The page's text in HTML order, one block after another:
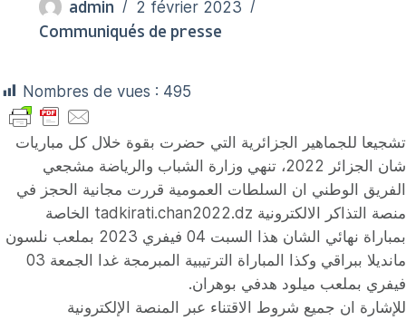
admin 2 février 2023
Communiqués de presse
Nombres de vues : 495
تشجيعا للجماهير الجزائرية التي حضرت بقوة خلال كل مباريات
شان الجزائر 2022، تنهي وزارة الشباب والرياضة مشجعي
الفريق الوطني ان السلطات العمومية قررت مجانية الحجز في
منصة التذاكر الالكترونية tadkirati.chan2022.dz الخاصة
بمباراة نهائي الشان هذا السبت 04 فيفري 2023 بملعب نلسون
مانديلا ببراقي وكذا المباراة الترتيبية المبرمجة غدا الجمعة 03
فيفري بملعب ميلود هدفي بوهران.
للإشارة ان جميع شروط الاقتناء عبر المنصة الإلكترونية